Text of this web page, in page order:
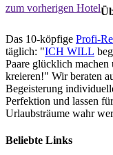
zum vorherigen Hotel
Das 10-köpfige Profi-
täglich: "ICH WILL
Paare glücklich
kreieren!" Wir beraten
Begeisterung
Perfektion und lassen
Urlaubsträume wahr
Beliebte Links